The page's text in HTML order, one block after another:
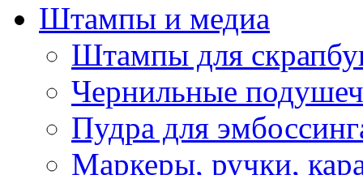
Штампы и медиа
Штампы для
Чернильные
Пудра для
Маркеры, ручки,